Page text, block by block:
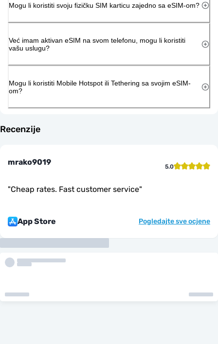
Mogu li koristiti svoju fizičku SIM karticu zajedno sa eSIM-om?
Već imam aktivan eSIM na svom telefonu, mogu li koristiti
vašu uslugu?
Mogu li koristiti Mobile Hotspot ili Tethering sa svojim eSIM-
om?
Recenzije
mrako9019 5.0
"Cheap rates. Fast customer service"
App Store Pogledajte sve ocjene